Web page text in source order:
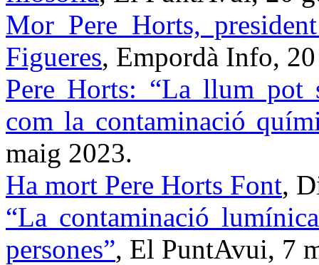
Mor Pere Horts,
Figueres, Empordà Info,
Pere Horts: “La llum pot
com la contaminació
maig 2023.
Ha mort Pere Horts Font,
“La contaminació
persones”, El PuntAvui, 7